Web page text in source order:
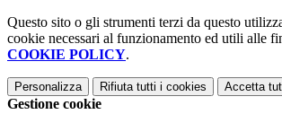
Questo sito o gli strumenti terzi da questo
cookie necessari al funzionamento ed utili alle
COOKIE POLICY.
Personalizza Rifiuta tutti i cookies Accetta
Gestione cookie